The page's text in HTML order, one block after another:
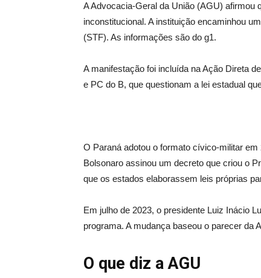
A Advocacia-Geral da União (AGU)
inconstitucional. A instituição encaminhou
(STF). As informações são do g1.
A manifestação foi incluída na Ação Direta
e PC do B, que questionam a lei estadual
O Paraná adotou o formato cívico-militar
Bolsonaro assinou um decreto que criou o
que os estados elaborassem leis próprias
Em julho de 2023, o presidente Luiz Inácio
programa. A mudança baseou o parecer da
O que diz a AGU